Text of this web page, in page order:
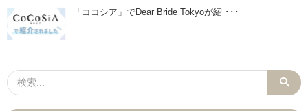
？
「ココシア」でDear Bride Tokyoが紹 ･･･